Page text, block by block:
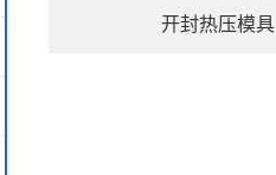
开封热压模具